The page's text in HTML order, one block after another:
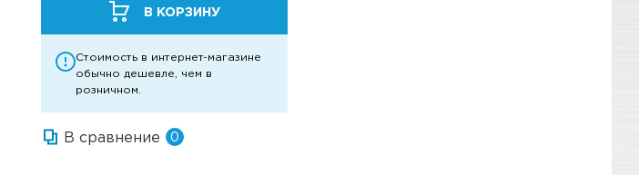
В КОРЗИНУ
Стоимость в интернет-магазине
обычно дешевле, чем в
розничном.
В сравнение 0